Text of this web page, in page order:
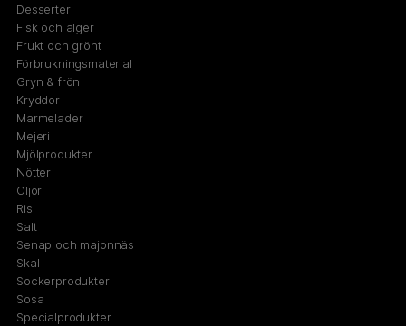
Desserter
Fisk och alger
Frukt och grönt
Förbrukningsmaterial
Gryn & frön
Kryddor
Marmelader
Mejeri
Mjölprodukter
Nötter
Oljor
Ris
Salt
Senap och majonnäs
Skal
Sockerprodukter
Sosa
Specialprodukter